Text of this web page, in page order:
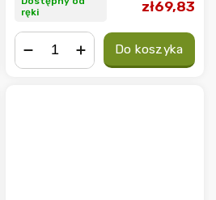
ręki
zł69,83
Do koszyka